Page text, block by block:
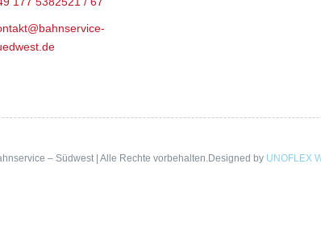
– Südwest | Alle Rechte vorbehalten.Designed by UNOFLEX